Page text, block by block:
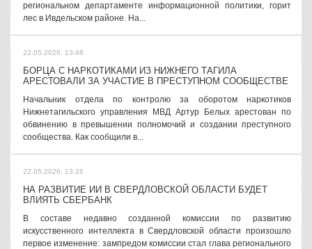
региональном департаменте информационной политики, горит
лес в Ивдельском районе. На...
22.05.2026, 13:48
БОРЦА С НАРКОТИКАМИ ИЗ НИЖНЕГО ТАГИЛА
АРЕСТОВАЛИ ЗА УЧАСТИЕ В ПРЕСТУПНОМ СООБЩЕСТВЕ
Начальник отдела по контролю за оборотом наркотиков
Нижнетагильского управления МВД Артур Белых арестован по
обвинению в превышении полномочий и создании преступного
сообщества. Как сообщили в...
22.05.2026, 13:26
НА РАЗВИТИЕ ИИ В СВЕРДЛОВСКОЙ ОБЛАСТИ БУДЕТ
ВЛИЯТЬ СБЕРБАНК
В составе недавно созданной комиссии по развитию
искусственного интеллекта в Свердловской области произошло
первое изменение: зампредом комиссии стал глава регионального